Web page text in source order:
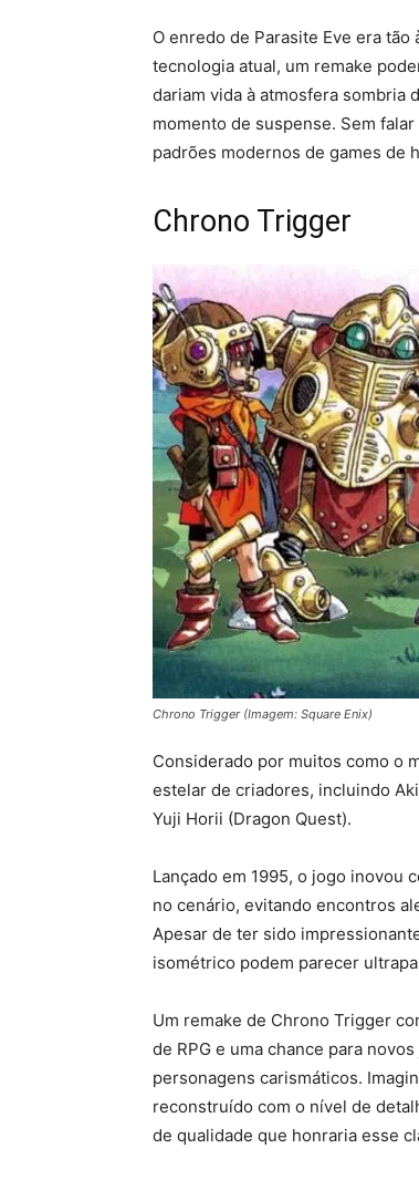
O enredo de Parasite Eve era
tecnologia atual, um remake
dariam vida à atmosfera sombria
momento de suspense. Sem
padrões modernos de games de
Chrono Trigger
Chrono Trigger (Imagem: Square Enix)
Considerado por muitos como o
estelar de criadores, incluindo
Yuji Horii (Dragon Quest).
Lançado em 1995, o jogo inovou
no cenário, evitando encontros
Apesar de ter sido
isométrico podem parecer
Um remake de Chrono Trigger
de RPG e uma chance para
personagens carismáticos.
reconstruído com o nível de
de qualidade que honraria esse